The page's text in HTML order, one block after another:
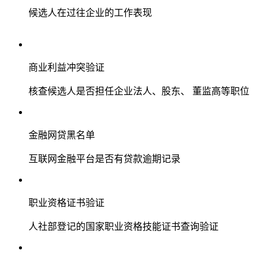
候选人在过往企业的工作表现
商业利益冲突验证
核查候选人是否担任企业法人、股东、 董监高等职位
金融网贷黑名单
互联网金融平台是否有贷款逾期记录
职业资格证书验证
人社部登记的国家职业资格技能证书查询验证